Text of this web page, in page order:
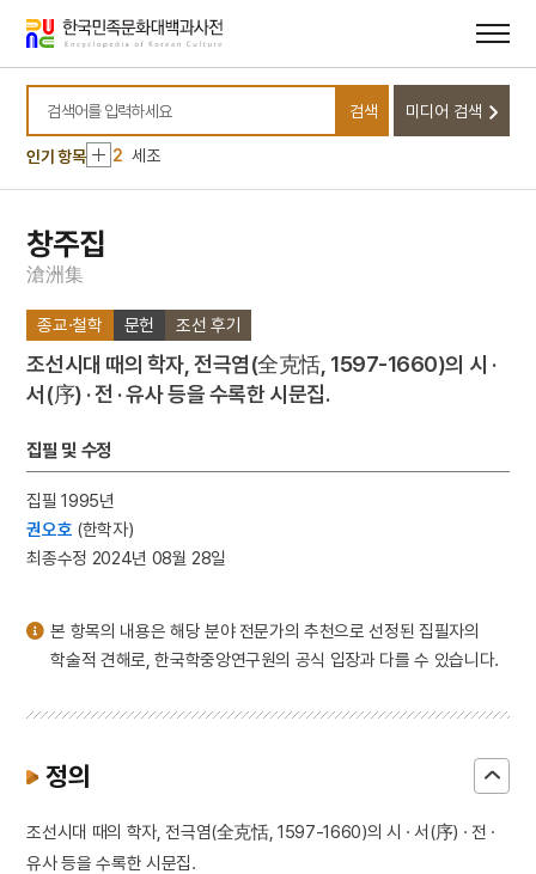
바로가기
바로가기
검색어를 입력하세요
검색 미디어 검색
인기 항목
10 북성회
1 금성대군
2 세조
3 나화랑
김대현
8 능소화
9
만파식적 설화
1 금성대군
2
3
나화랑
5 김개남
6 아랑 설화
창주집
滄洲集
종교·철학 문헌 조선 후기
조선시대 때의 학자, 전극염(全克恬, 1597-1660)의 시 ·
서(序) · 전 · 유사 등을 수록한 시문집.
집필 및 수정
집필 1995년
권오호 (한학자)
최종수정 2024년 08월 28일
본 항목의 내용은 해당 분야 전문가의 추천으로 선정된 집필자의
학술적 견해로, 한국학중앙연구원의 공식 입장과 다를 수 있습니다.
정의
조선시대 때의 학자, 전극염(全克恬, 1597-1660)의 시 · 서(序) · 전 ·
유사 등을 수록한 시문집.